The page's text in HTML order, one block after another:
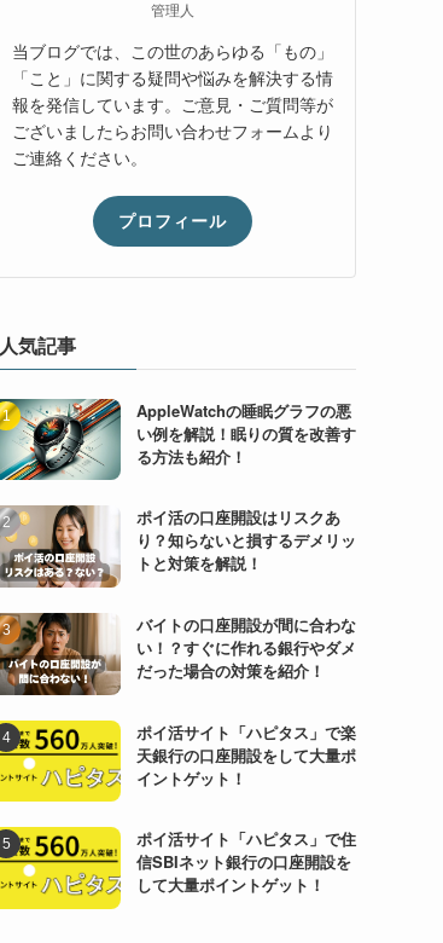
管理人
当ブログでは、この世のあらゆる「もの」
「こと」に関する疑問や悩みを解決する情
報を発信しています。ご意見・ご質問等が
ございましたらお問い合わせフォームより
ご連絡ください。
プロフィール
人気記事
AppleWatchの睡眠グラフの悪
い例を解説！眠りの質を改善す
る方法も紹介！
ポイ活の口座開設はリスクあ
り？知らないと損するデメリッ
トと対策を解説！
バイトの口座開設が間に合わな
い！？すぐに作れる銀行やダメ
だった場合の対策を紹介！
ポイ活サイト「ハピタス」で楽
天銀行の口座開設をして大量ポ
イントゲット！
ポイ活サイト「ハピタス」で住
信SBIネット銀行の口座開設を
して大量ポイントゲット！